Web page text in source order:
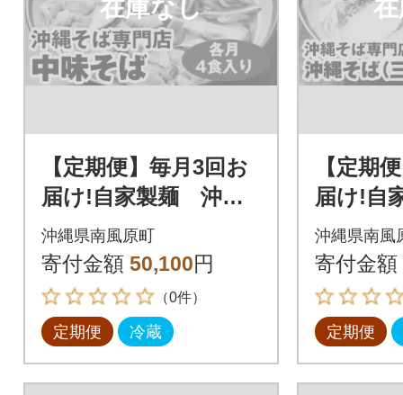
在庫なし
【定期便】毎月3回お
届け!自家製麺 沖縄
そば専門店「中味そ
ば」セット(各月4食入
り)
沖縄県南風原町
寄付金額 50,100円
（0件）
定期便 冷蔵
【定期
届け!自
そば専
(三枚肉)
4食入り)
沖縄県南風
寄付金額
定期便